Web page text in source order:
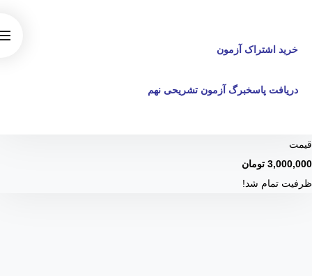
خرید اشتراک آزمون
دریافت پاسخبرگ آزمون تشریحی نهم
قیمت
3,000,000 تومان
ظرفیت تمام شد!